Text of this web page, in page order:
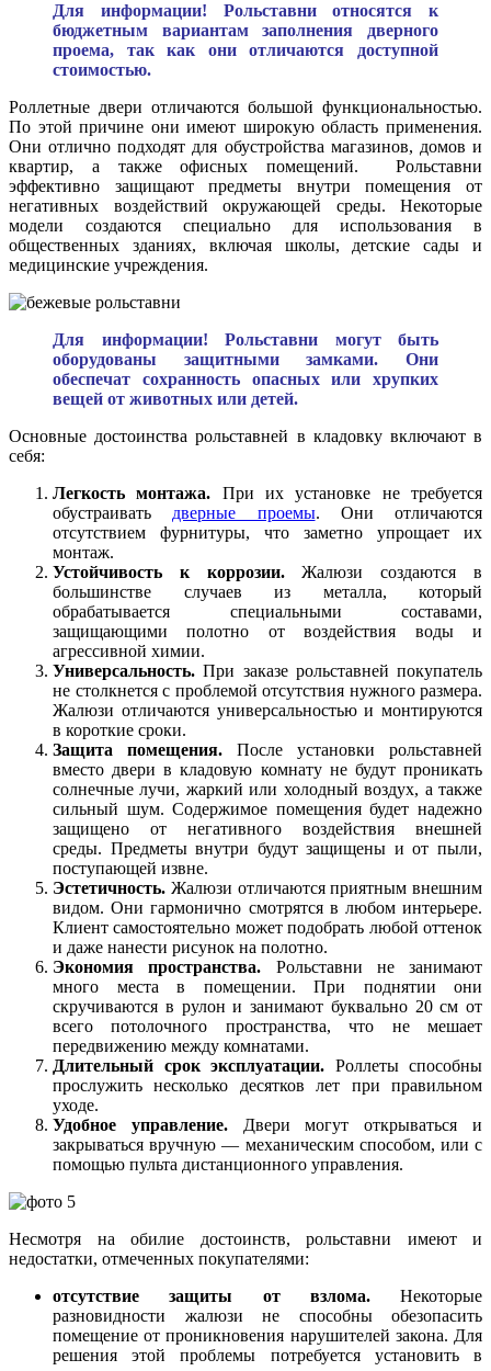
Для информации! Рольставни относятся к
бюджетным вариантам заполнения дверного
проема, так как они отличаются доступной
стоимостью.
Роллетные двери отличаются большой функциональностью.
По этой причине они имеют широкую область применения.
Они отлично подходят для обустройства магазинов, домов и
квартир, а также офисных помещений. Рольставни
эффективно защищают предметы внутри помещения от
негативных воздействий окружающей среды. Некоторые
модели создаются специально для использования в
общественных зданиях, включая школы, детские сады и
медицинские учреждения.
Для информации! Рольставни могут быть
оборудованы защитными замками. Они
обеспечат сохранность опасных или хрупких
вещей от животных или детей.
Основные достоинства рольставней в кладовку включают в
себя:
Легкость монтажа. При их установке не требуется
обустраивать дверные проемы. Они отличаются
отсутствием фурнитуры, что заметно упрощает их
монтаж.
Устойчивость к коррозии.Жалюзи создаются в
большинстве случаев из металла, который
обрабатывается специальными составами,
защищающими полотно от воздействия воды и
агрессивной химии.
Универсальность. При заказе рольставней покупатель
не столкнется с проблемой отсутствия нужного размера.
Жалюзи отличаются универсальностью и монтируются
в короткие сроки.
Защита помещения. После установки рольставней
вместо двери в кладовую комнату не будут проникать
солнечные лучи, жаркий или холодный воздух, а также
сильный шум. Содержимое помещения будет надежно
защищено от негативного воздействия внешней
среды. Предметы внутри будут защищены и от пыли,
поступающей извне.
Эстетичность. Жалюзи отличаются приятным внешним
видом. Они гармонично смотрятся в любом интерьере.
Клиент самостоятельно может подобрать любой оттенок
и даже нанести рисунок на полотно.
Экономия пространства. Рольставни не занимают
много места в помещении. При поднятии они
скручиваются в рулон и занимают буквально 20 см от
всего потолочного пространства, что не мешает
передвижению между комнатами.
Длительный срок эксплуатации. Роллеты способны
прослужить несколько десятков лет при правильном
уходе.
Удобное управление.Двери могут открываться и
закрываться вручную — механическим способом, или с
помощью пульта дистанционного управления.
Несмотря на обилие достоинств, рольставни имеют и
недостатки, отмеченных покупателями:
отсутствие защиты от взлома.Некоторые
разновидности жалюзи не способны обезопасить
помещение от проникновения нарушителей закона. Для
решения этой проблемы потребуется установить в